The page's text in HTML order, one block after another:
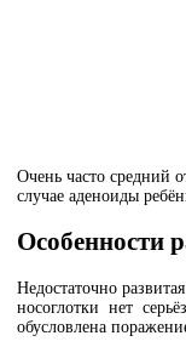
Очень часто средний
случае аденоиды
Особенности
Недостаточно
носоглотки нет
обусловлена